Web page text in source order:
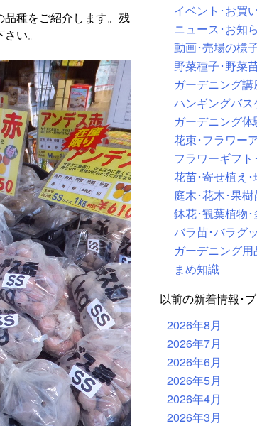
種をご紹介します。残
い。
イベント･お買
ニュース･お知
動画･売場の様
野菜種子･野菜
ガーデニング講
ハンギングバ
ガーデニング体
花束･フラワー
フラワーギフト
花苗･寄せ植え
庭木･花木･果
鉢花･観葉植物
バラ苗･バラグ
ガーデニング用
まめ知識
以前の新着情報･
2026年8月
2026年7月
2026年6月
2026年5月
2026年4月
2026年3月